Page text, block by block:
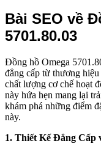
Bài SEO về
5701.80.03
Đồng hồ Omega
đẳng cấp từ thương
chất lượng cơ chế hoạt
này hứa hẹn mang lại
khám phá những điểm
này.
1. Thiết Kế Đẳng Cấp